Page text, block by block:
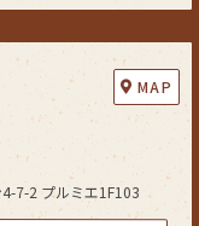
指定された他の方の宛
遵守し、お客様のプラ
を規約などで義務づけ
下のいずれかに該当す
供いたしません。
7-2 プルミエ1F103
MAP